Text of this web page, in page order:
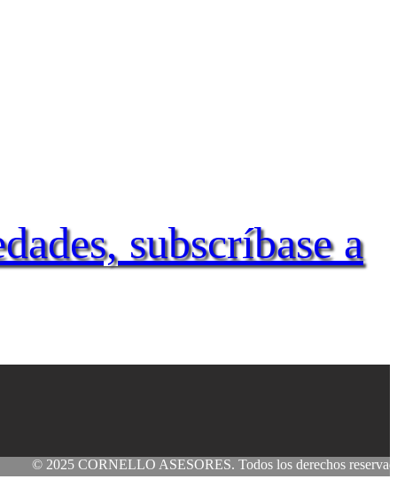
subscríbase a
2025 CORNELLO ASESORES. Todos los derechos reservados.